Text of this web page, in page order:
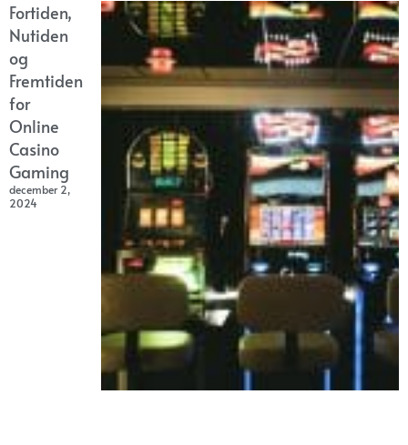
Fortiden,
Nutiden
og
Fremtiden
for
Online
Casino
Gaming
december 2,
2024